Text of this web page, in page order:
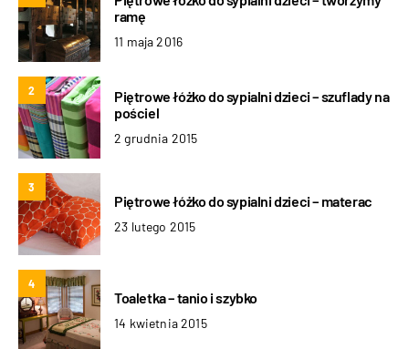
ramę
11 maja 2016
2
Piętrowe łóżko do sypialni dzieci – szuflady na
pościel
2 grudnia 2015
3
Piętrowe łóżko do sypialni dzieci – materac
23 lutego 2015
4
Toaletka – tanio i szybko
14 kwietnia 2015